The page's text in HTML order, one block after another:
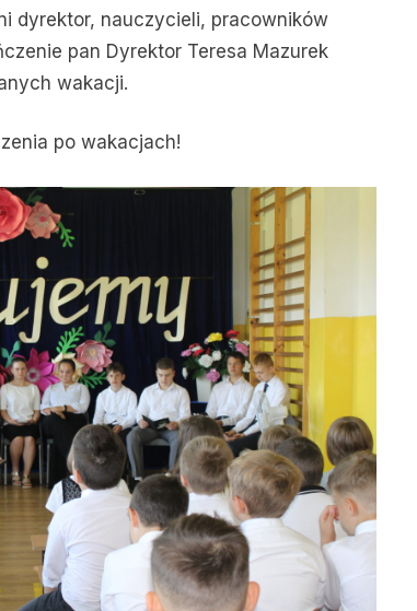
dyrektor, nauczycieli, pracowników
pan Dyrektor Teresa Mazurek
wakacji.
po wakacjach!